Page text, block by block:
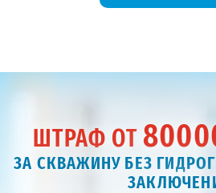
ШТРАФ ОТ
ЗА СКВАЖИНУ БЕЗ